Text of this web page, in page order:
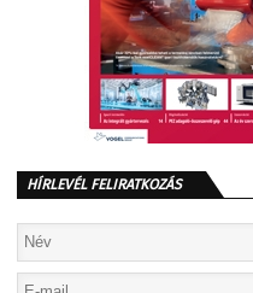
HÍRLEVÉL FELIRATKOZÁS